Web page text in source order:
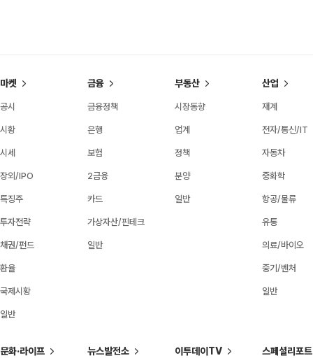
마켓
공시
시황
시세
장외/IPO
특징주
투자전략
채권/펀드
환율
국제시황
일반
금융
금융정책
은행
보험
2금융
카드
가상자산/핀테크
일반
부동산
시장동향
업계
정책
분양
일반
산업
재계
전자/통신/IT
자동차
중화학
항공/물류
유통
의료/바이오
중기/벤처
일반
문화·라이프 뉴스발전소 이투데이TV 스페셜리포트